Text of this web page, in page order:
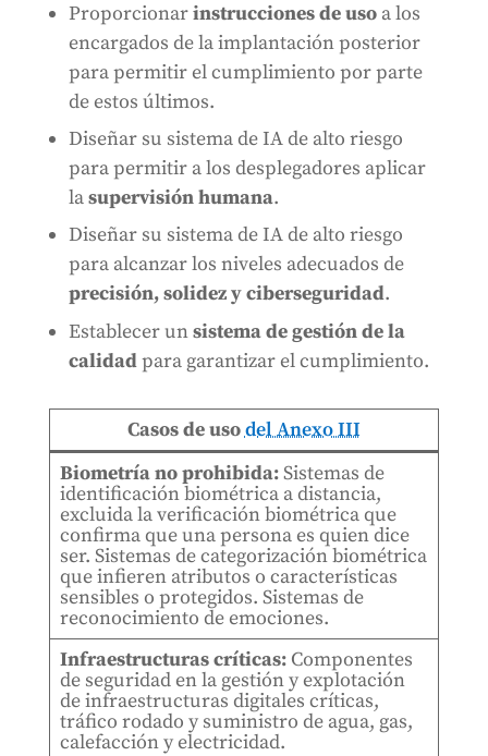
Proporcionarinstrucciones de usoa los
encargados de la implantación posterior
para permitir el cumplimiento por parte
de estos últimos.
Diseñar su sistema de IA de alto riesgo
para permitir a los desplegadores aplicar
lasupervisión humana.
Diseñar su sistema de IA de alto riesgo
para alcanzar los niveles adecuados de
precisión, solidez y ciberseguridad.
Establecer unsistema de gestión de la
calidadpara garantizar el cumplimiento.
Casos de usodel Anexo III
Biometría no prohibida:Sistemas de
identificación biométrica a distancia,
excluida la verificación biométrica que
confirma que una persona es quien dice
ser. Sistemas de categorización biométrica
que infieren atributos o características
sensibles o protegidos. Sistemas de
reconocimiento de emociones.
Infraestructuras críticas:Componentes
de seguridad en la gestión y explotación
de infraestructuras digitales críticas,
tráfico rodado y suministro de agua, gas,
calefacción y electricidad.